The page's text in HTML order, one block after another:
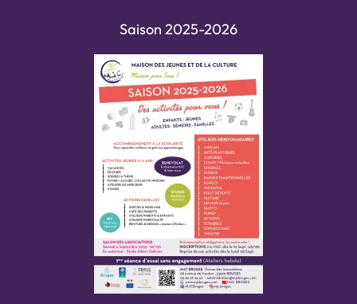
Saison 2025-2026